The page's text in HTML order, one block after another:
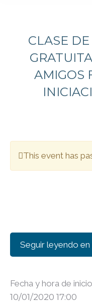
CLASE
AMIGOS
This event has
Seguir leyendo
Fecha y hora de inicio
10/01/2020 17:00